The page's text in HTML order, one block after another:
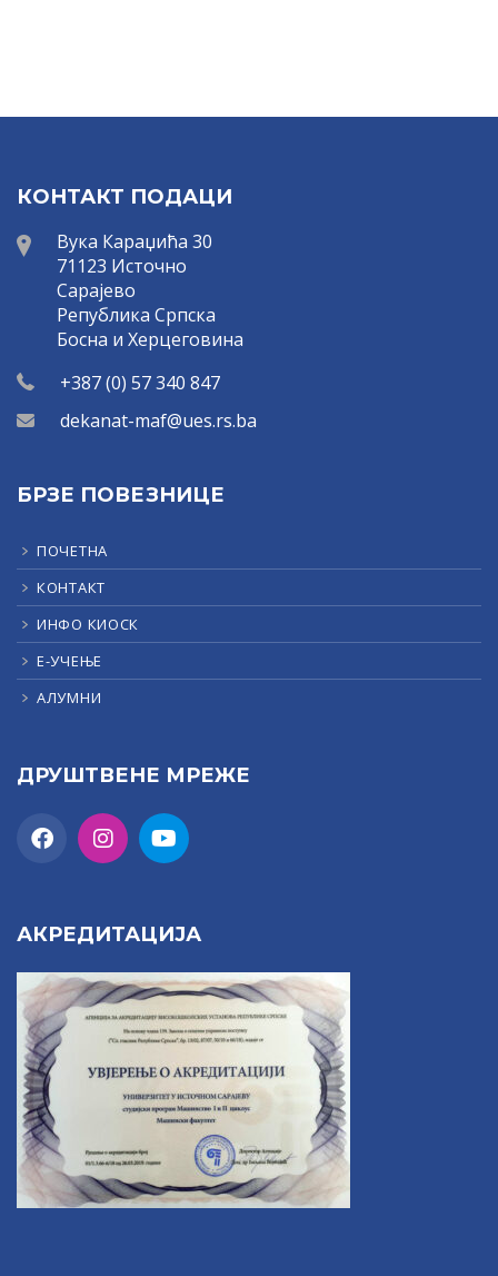
КОНТАКТ ПОДАЦИ
Вука Караџића 30
71123 Источно
Сарајево
Република Српска
Босна и Херцеговина
+387 (0) 57 340 847
dekanat-maf@ues.rs.ba
БРЗЕ ПОВЕЗНИЦЕ
ПОЧЕТНА
КОНТАКТ
ИНФО КИОСК
Е-УЧЕЊЕ
АЛУМНИ
ДРУШТВЕНЕ МРЕЖЕ
АКРЕДИТАЦИЈА